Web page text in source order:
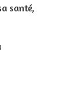
santé,